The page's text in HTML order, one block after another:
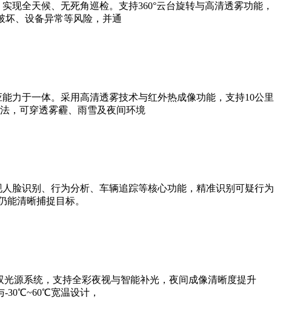
全天候、无死角巡检。支持360°云台旋转与高清透雾功能，
坏、设备异常等风险，并通
力于一体。采用高清透雾技术与红外热成像功能，支持10公里
，可穿透雾霾、雨雪及夜间环境
脸识别、行为分析、车辆追踪等核心功能，精准识别可疑行为
清晰捕捉目标。
源系统，支持全彩夜视与智能补光，夜间成像清晰度提升
-30℃~60℃宽温设计，